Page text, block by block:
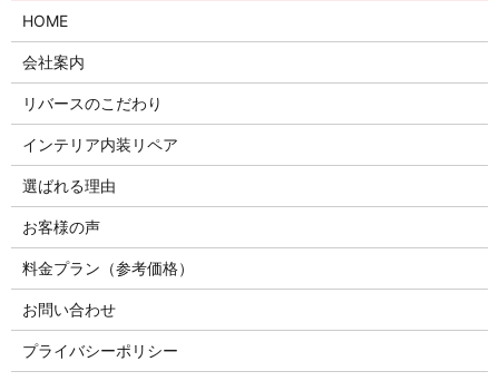
HOME
会社案内
リバースのこだわり
インテリア内装リペア
選ばれる理由
お客様の声
料金プラン（参考価格）
お問い合わせ
プライバシーポリシー